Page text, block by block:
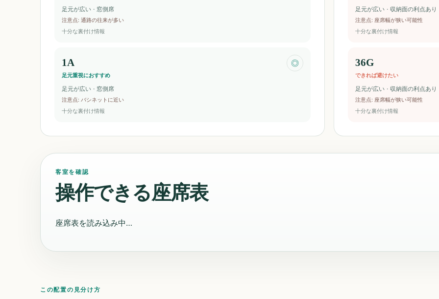
足元が広い · 窓側席
注意点: 通路の往来が多い
十分な裏付け情報
1A
足元重視におすすめ
◎
足元が広い · 窓側席
注意点: バシネットに近い
十分な裏付け情報
足元が広い · 収納面の利点あり
注意点: 座席幅が狭い可能性
十分な裏付け情報
36G
できれば避けたい
足元が広い · 収納面の利点あり
注意点: 座席幅が狭い可能性
十分な裏付け情報
客室を確認
操作できる座席表
座席表を読み込み中…
この配置の見分け方